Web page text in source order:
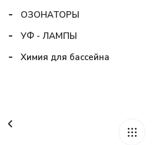
ОЗОНАТОРЫ
УФ - ЛАМПЫ
Химия для бассейна